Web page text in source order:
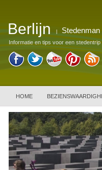
Berlijn Stedenman
Informatie en tips voor een stedentrip
HOME